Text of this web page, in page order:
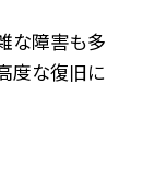
な障害も多
度な復旧に